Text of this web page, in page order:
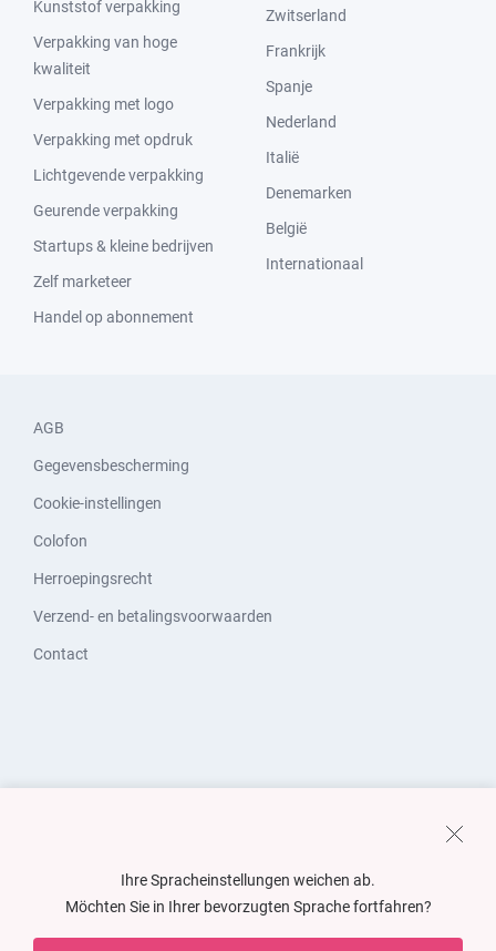
Kunststof verpakking
Verpakking van hoge
kwaliteit
Verpakking met logo
Verpakking met opdruk
Lichtgevende verpakking
Geurende verpakking
Startups & kleine bedrijven
Zelf marketeer
Handel op abonnement
Zwitserland
Frankrijk
Spanje
Nederland
Italië
Denemarken
België
Internationaal
AGB
Gegevensbescherming
Cookie-instellingen
Colofon
Herroepingsrecht
Verzend- en betalingsvoorwaarden
Contact
Ihre Spracheinstellungen weichen ab.
Möchten Sie in Ihrer bevorzugten Sprache fortfahren?